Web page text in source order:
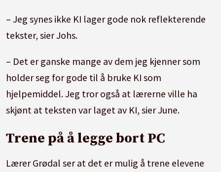
– Jeg synes ikke KI lager gode nok reflekterende
tekster, sier Johs.
– Det er ganske mange av dem jeg kjenner som
holder seg for gode til å bruke KI som
hjelpemiddel. Jeg tror også at lærerne ville ha
skjønt at teksten var laget av KI, sier June.
Trene på å legge bort PC
Lærer Grødal ser at det er mulig å trene elevene